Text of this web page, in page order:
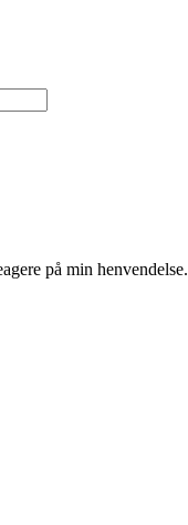
på min henvendelse.